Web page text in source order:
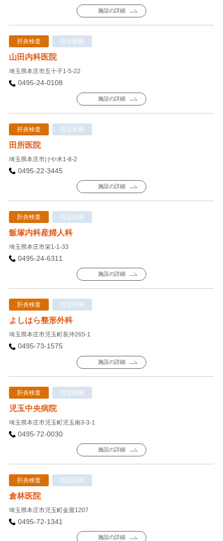
施設の詳細
肝炎検査 指定医療
山田内科医院
埼玉県本庄市五十子1-5-22
0495-24-0108
施設の詳細
肝炎検査 指定医療
田所医院
埼玉県本庄市けや木1-8-2
0495-22-3445
施設の詳細
肝炎検査 指定医療
飯塚内科産婦人科
埼玉県本庄市栄1-1-33
0495-24-6311
施設の詳細
肝炎検査 指定医療
よしはら整形外科
埼玉県本庄市児玉町長沖265-1
0495-73-1575
施設の詳細
肝炎検査 指定医療
児玉中央病院
埼玉県本庄市児玉町児玉南3-3-1
0495-72-0030
施設の詳細
肝炎検査 指定医療
倉林医院
埼玉県本庄市児玉町金屋1207
0495-72-1341
施設の詳細